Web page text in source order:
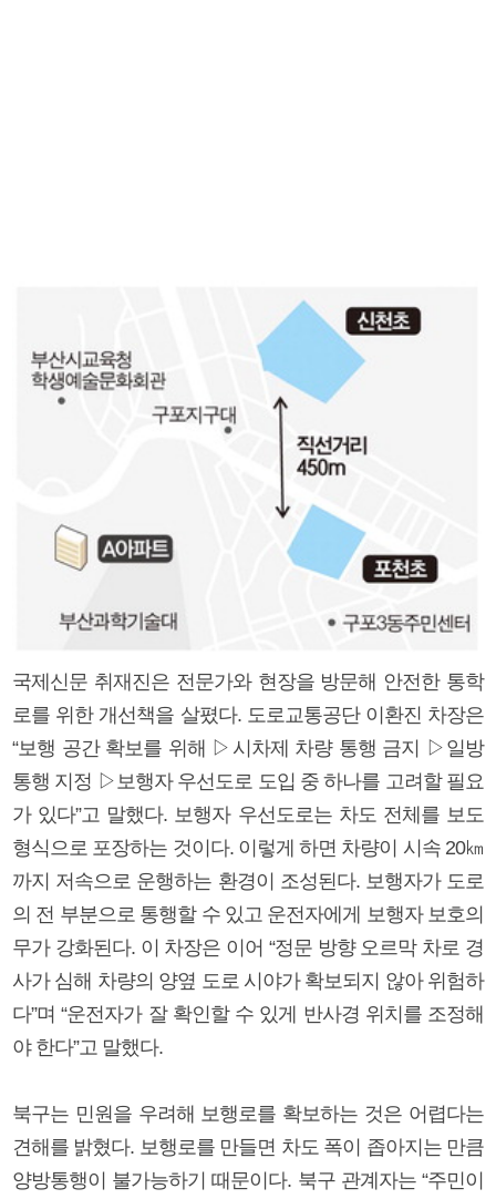
국제신문 취재진은 전문가와 현장을 방문해 안전한 통학
로를 위한 개선책을 살폈다. 도로교통공단 이환진 차장은
“보행 공간 확보를 위해 ▷시차제 차량 통행 금지 ▷일방
통행 지정 ▷보행자 우선도로 도입 중 하나를 고려할 필요
가 있다”고 말했다. 보행자 우선도로는 차도 전체를 보도
형식으로 포장하는 것이다. 이렇게 하면 차량이 시속 20㎞
까지 저속으로 운행하는 환경이 조성된다. 보행자가 도로
의 전 부분으로 통행할 수 있고 운전자에게 보행자 보호의
무가 강화된다. 이 차장은 이어 “정문 방향 오르막 차로 경
사가 심해 차량의 양옆 도로 시야가 확보되지 않아 위험하
다”며 “운전자가 잘 확인할 수 있게 반사경 위치를 조정해
야 한다”고 말했다.
북구는 민원을 우려해 보행로를 확보하는 것은 어렵다는
견해를 밝혔다. 보행로를 만들면 차도 폭이 좁아지는 만큼
양방통행이 불가능하기 때문이다. 북구 관계자는 “주민이